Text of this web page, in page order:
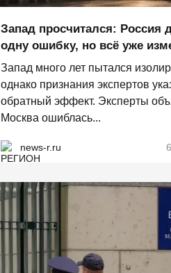
Запад просчитался: Россия
одну ошибку, но всё уже
Запад много лет пытался
однако признания экспертов
обратный эффект. Эксперты
Москва ошиблась...
news-r.ru